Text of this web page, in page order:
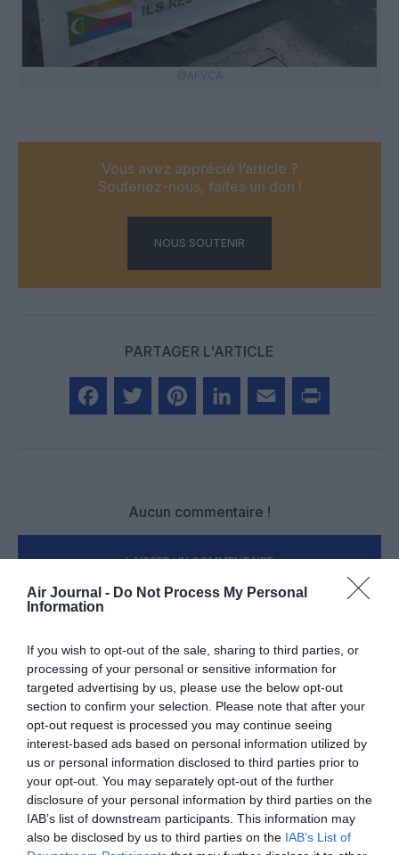
Air Journal - Do Not Process My Personal
Information
If you wish to opt-out of the sale, sharing to third parties, or
processing of your personal or sensitive information for
targeted advertising by us, please use the below opt-out
section to confirm your selection. Please note that after your
opt-out request is processed you may continue seeing
interest-based ads based on personal information utilized by
us or personal information disclosed to third parties prior to
your opt-out. You may separately opt-out of the further
disclosure of your personal information by third parties on the
IAB’s list of downstream participants. This information may
also be disclosed by us to third parties on the IAB’s List of
@AFVCA
Vous avez apprécié l’article ?
Soutenez-nous, faites un don !
NOUS SOUTENIR
PARTAGER L'ARTICLE
Aucun commentaire !
LAISSER UN COMMENTAIRE
FAIRE UN DON
Appel aux lecteurs !
Soutenez Air Journal participezà son
développement !
NOUS SOUTENIR